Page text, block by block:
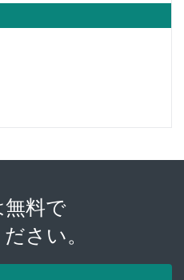
無料で
さい。